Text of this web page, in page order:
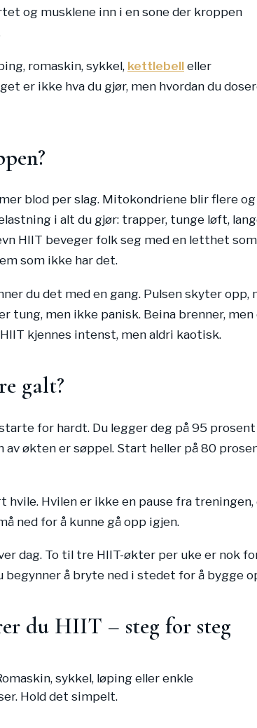
og musklene inn i en sone der kroppen
romaskin, sykkel, kettlebelleller
er ikke hva du gjør, men hvordan du
blod per slag. Mitokondriene blir flere
i alt du gjør: trapper, tunge løft,
HIIT beveger folk seg med en letthet
som ikke har det.
du det med en gang. Pulsen skyter opp,
tung, men ikke panisk. Beina brenner, men
kjennes intenst, men aldri kaotisk.
galt?
for hardt. Du legger deg på 95
økten er søppel. Start heller på 80
hvile. Hvilen er ikke en pause fra treningen,
ned for å kunne gå opp igjen.
dag. To til tre HIIT-økter per uke er nok
begynner å bryte ned i stedet for å bygge
du HIIT – steg for steg
sykkel, løping eller enkle
Hold det simpelt.